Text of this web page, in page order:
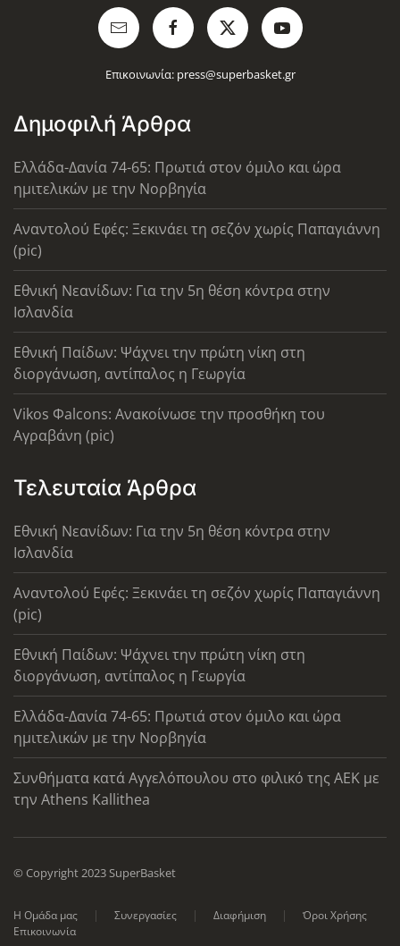
Επικοινωνία: press@superbasket.gr
Δημοφιλή Άρθρα
Ελλάδα-Δανία 74-65: Πρωτιά στον όμιλο και ώρα
ημιτελικών με την Νορβηγία
Αναντολού Εφές: Ξεκινάει τη σεζόν χωρίς Παπαγιάννη
(pic)
Εθνική Νεανίδων: Για την 5η θέση κόντρα στην
Ισλανδία
Εθνική Παίδων: Ψάχνει την πρώτη νίκη στη
διοργάνωση, αντίπαλος η Γεωργία
Vikos Φalcons: Ανακοίνωσε την προσθήκη του
Αγραβάνη (pic)
Τελευταία Άρθρα
Εθνική Νεανίδων: Για την 5η θέση κόντρα στην
Ισλανδία
Αναντολού Εφές: Ξεκινάει τη σεζόν χωρίς Παπαγιάννη
(pic)
Εθνική Παίδων: Ψάχνει την πρώτη νίκη στη
διοργάνωση, αντίπαλος η Γεωργία
Ελλάδα-Δανία 74-65: Πρωτιά στον όμιλο και ώρα
ημιτελικών με την Νορβηγία
Συνθήματα κατά Αγγελόπουλου στο φιλικό της ΑΕΚ με
την Athens Kallithea
© Copyright 2023 SuperBasket
Η Ομάδα μας Συνεργασίες Διαφήμιση
Όροι Χρήσης
Επικοινωνία